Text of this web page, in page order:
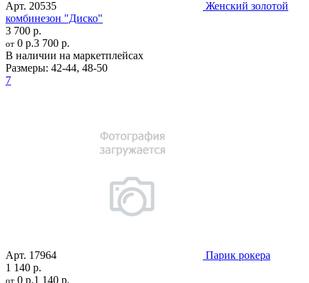
Арт. 20535
Женский золотой
комбинезон "Диско"
3 700 р.
от 0 р.3 700 р.
В наличии на маркетплейсах
Размеры: 42-44, 48-50
7
Арт. 17964
Парик рокера
1 140 р.
от 0 р.1 140 р.